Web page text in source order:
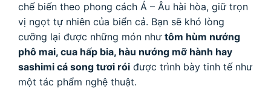
chế biến theo phong cách Á – Âu hài hòa, giữ trọn
vị ngọt tự nhiên của biển cả. Bạn sẽ khó lòng
cưỡng lại được những món như tôm hùm nướng
phô mai, cua hấp bia, hàu nướng mỡ hành hay
sashimi cá song tươi rói được trình bày tinh tế như
một tác phẩm nghệ thuật.